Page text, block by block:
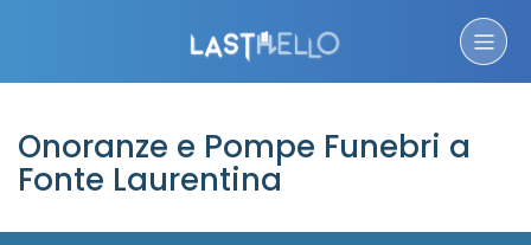
Onoranze e Pompe Funebri a
Fonte Laurentina